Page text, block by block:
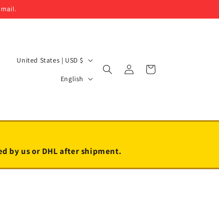
C
t
y
/
United States | USD $
L
g
a
g
English
Log
in
Cart
by us or DHL after shipment.